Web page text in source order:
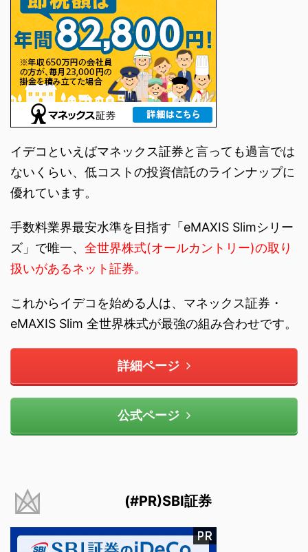
イデコといえばマネックス証券と言っても過言では
ないくらい、低コストの投資信託のラインナップに
優れています。
手数料業界最安水準を目指す「eMAXIS Slimシリー
ズ」で唯一、 全世界株式(オールカントリー)の取り
扱いがあるネット証券。
これからイデコを始める人は、マネックス証券・
eMAXIS Slim 全世界株式が最強の組み合わせです。
詳細ページ
公式ページ
(#PR)SBI証券